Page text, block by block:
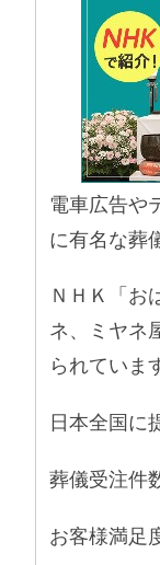
電車広告や
に有名な葬
ＮＨＫ「お
ネ、ミヤネ
られていま
日本全国に
葬儀受注件
お客様満足